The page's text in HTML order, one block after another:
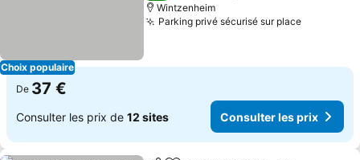
Choix populaire
Wintzenheim
Parking privé sécurisé sur place
De 37 €
Consulter les prix de 12 sites Consulter les prix